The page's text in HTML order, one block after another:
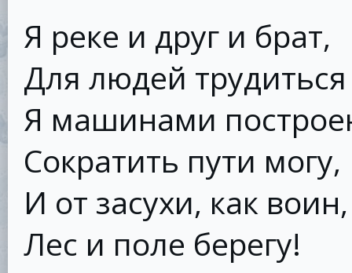
Я реке и друг и брат,
Для людей
Я машинами
Сократить пути могу,
И от засухи, как воин,
Лес и поле берегу!